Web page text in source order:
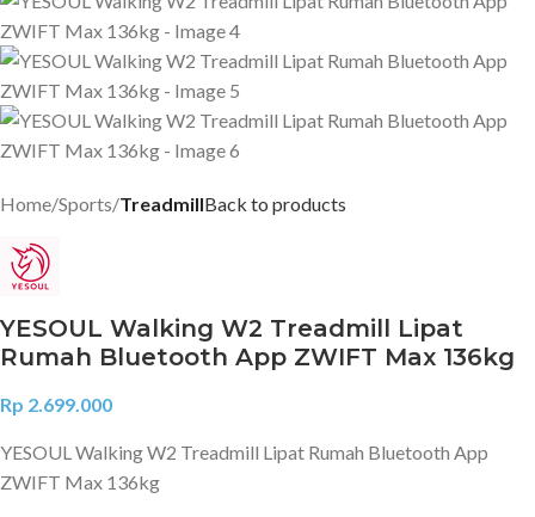
Home Sports TreadmillBack to products
YESOUL Walking W2 Treadmill Lipat
Rumah Bluetooth App ZWIFT Max 136kg
Rp 2.699.000
YESOUL Walking W2 Treadmill Lipat Rumah Bluetooth App
ZWIFT Max 136kg